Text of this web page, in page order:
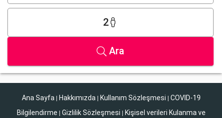
2
Ara
Ana Sayfa | Hakkımızda | Kullanım Sözleşmesi | COVID-19
Bilgilendirme | Gizlilik Sözleşmesi | Kişisel verileri Kulanma ve